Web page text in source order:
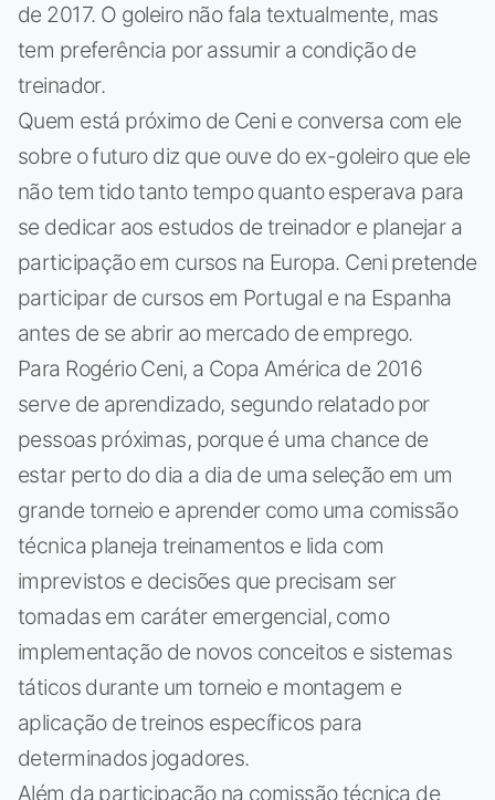
de 2017. O goleiro não fala textualmente, mas
tem preferência por assumir a condição de
treinador.
Quem está próximo de Ceni e conversa com ele
sobre o futuro diz que ouve do ex-goleiro que ele
não tem tido tanto tempo quanto esperava para
se dedicar aos estudos de treinador e planejar a
participação em cursos na Europa. Ceni pretende
participar de cursos em Portugal e na Espanha
antes de se abrir ao mercado de emprego.
Para Rogério Ceni, a Copa América de 2016
serve de aprendizado, segundo relatado por
pessoas próximas, porque é uma chance de
estar perto do dia a dia de uma seleção em um
grande torneio e aprender como uma comissão
técnica planeja treinamentos e lida com
imprevistos e decisões que precisam ser
tomadas em caráter emergencial, como
implementação de novos conceitos e sistemas
táticos durante um torneio e montagem e
aplicação de treinos específicos para
determinados jogadores.
Além da participação na comissão técnica de